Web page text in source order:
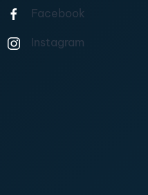
Facebook
Instagram